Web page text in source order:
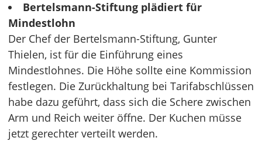
Bertelsmann-Stiftung plädiert für
Mindestlohn
Der Chef der Bertelsmann-Stiftung, Gunter
Thielen, ist für die Einführung eines
Mindestlohnes. Die Höhe sollte eine Kommission
festlegen. Die Zurückhaltung bei Tarifabschlüssen
habe dazu geführt, dass sich die Schere zwischen
Arm und Reich weiter öffne. Der Kuchen müsse
jetzt gerechter verteilt werden.